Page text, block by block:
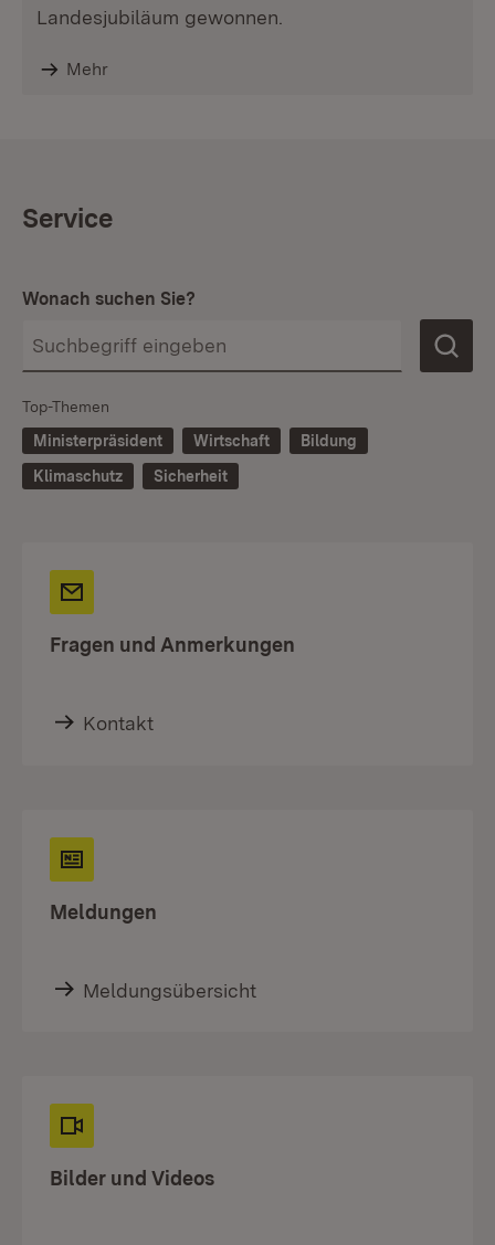
Landesjubiläum gewonnen.
Mehr
Service
Wonach suchen Sie?
Top-Themen
Ministerpräsident
Wirtschaft
Bildung
Klimaschutz
Sicherheit
Fragen und Anmerkungen
Kontakt
Meldungen
Meldungsübersicht
Bilder und Videos